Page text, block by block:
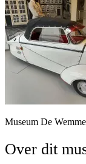
Museum De
Over dit